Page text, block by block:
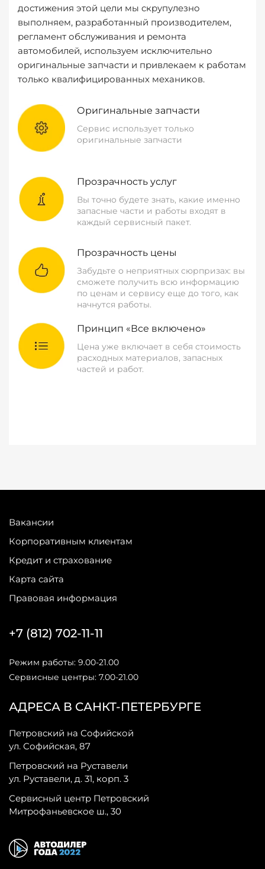
достижения этой цели мы скрупулезно
выполняем, разработанный производителем,
регламент обслуживания и ремонта
автомобилей, используем исключительно
оригинальные запчасти и привлекаем к работам
только квалифицированных механиков.
Оригинальные запчасти
Сервис использует только
оригинальные запчасти
Прозрачность услуг
Вы точно будете знать, какие именно
запасные части и работы входят в
каждый сервисный пакет.
Прозрачность цены
Забудьте о неприятных сюрпризах: вы
сможете получить всю информацию
по ценам и сервису еще до того, как
начнутся работы.
Принцип «Все включено»
Цена уже включает в себя стоимость
расходных материалов, запасных
частей и работ.
Вакансии
Корпоративным клиентам
Кредит и страхование
Карта сайта
Правовая информация
АДРЕСА В САНКТ-ПЕТЕРБУРГЕ
Петровский на Софийской
ул. Софийская, 87
Петровский на Руставели
ул. Руставели, д. 31, корп. 3
Сервисный центр Петровский
Митрофаньевское ш., 30
+7 (812) 702-11-11
Режим работы: 9.00-21.00
Сервисные центры: 7.00-21.00